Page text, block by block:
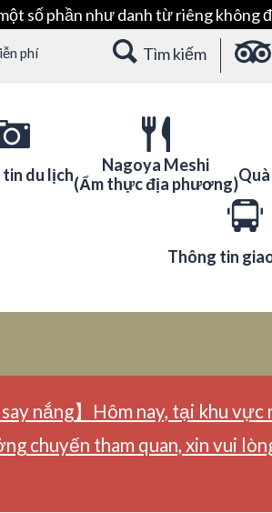
số phần như danh từ riêng không
phí Tìm kiếm
du lịch
Nagoya Meshi
(Ẩm thực địa phương)
Thông tin
nắng】Hôm nay, tại khu
chuyến tham quan, xin vui